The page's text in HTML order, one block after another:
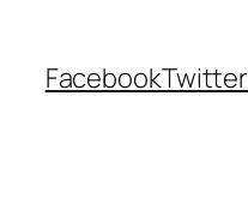
FacebookTwitter